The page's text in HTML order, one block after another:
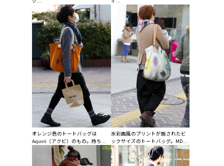
オレンジ色のトートバッグは
Aquvii（アクビ）のもの。持ち...
水彩画風のプリントが施されたビ
ックサイズのトートバッグ。MD...